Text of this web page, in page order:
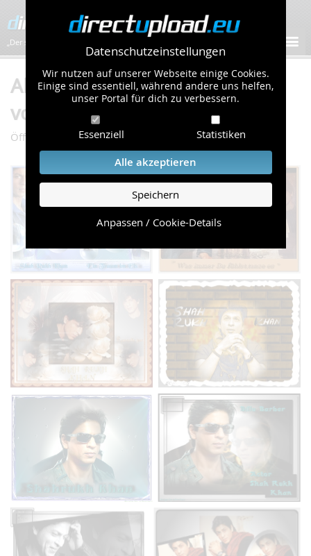
Datenschutzeinstellungen
Wir nutzen auf unserer Webseite einige Cookies.
Einige sind essentiell, während andere uns helfen,
unser Portal für dich zu verbessern.
Essenziell Statistiken
Alle akzeptieren
Speichern
Anpassen / Cookie-Details
„Der schnellste Bilder-Hoster im Web!”
Album "Walli`s By Schwines"
von schwines (84 Bilder)
Öffentliche Galerie/Wallpaper Walli`s By Schwines